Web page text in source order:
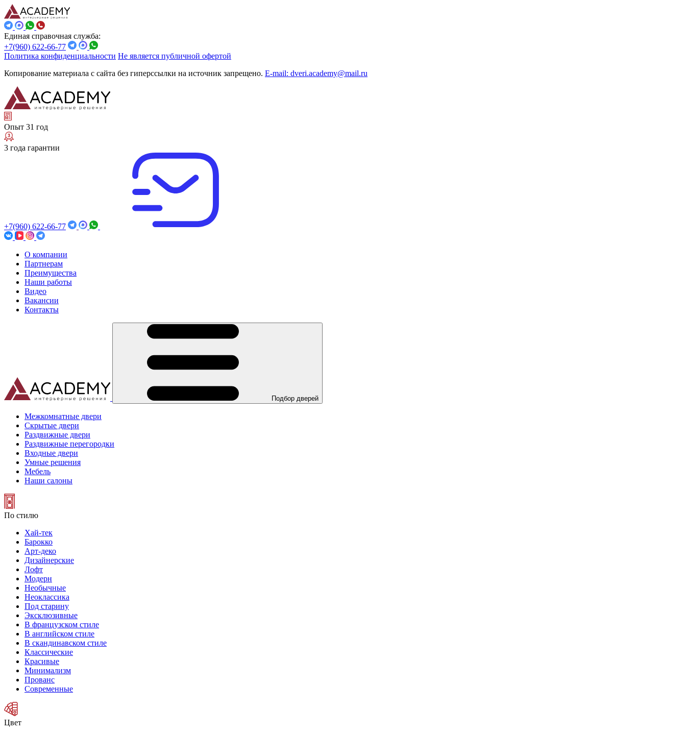
Единая справочная служба:
+7(960) 622-66-77
Политика конфиденциальности Не является публичной офертой
Копирование материала с сайта без гиперссылки на источник запрещено. E-mail: dveri.academy@mail.ru
Опыт 31 год
3 года гарантии
+7(960) 622-66-77
О компании
Партнерам
Преимущества
Наши работы
Видео
Вакансии
Контакты
Подбор дверей
Межкомнатные двери
Скрытые двери
Раздвижные двери
Раздвижные перегородки
Входные двери
Умные решения
Мебель
Наши салоны
По стилю
Хай-тек
Барокко
Арт-деко
Дизайнерские
Лофт
Модерн
Необычные
Неоклассика
Под старину
Эксклюзивные
В французском стиле
В английском стиле
В скандинавском стиле
Классические
Красивые
Минимализм
Прованс
Современные
Цвет